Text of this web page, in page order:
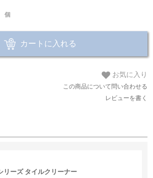
個
カートに入れる
お気に入り
この商品について問い合わせる
レビューを書く
リーズ タイルクリーナー